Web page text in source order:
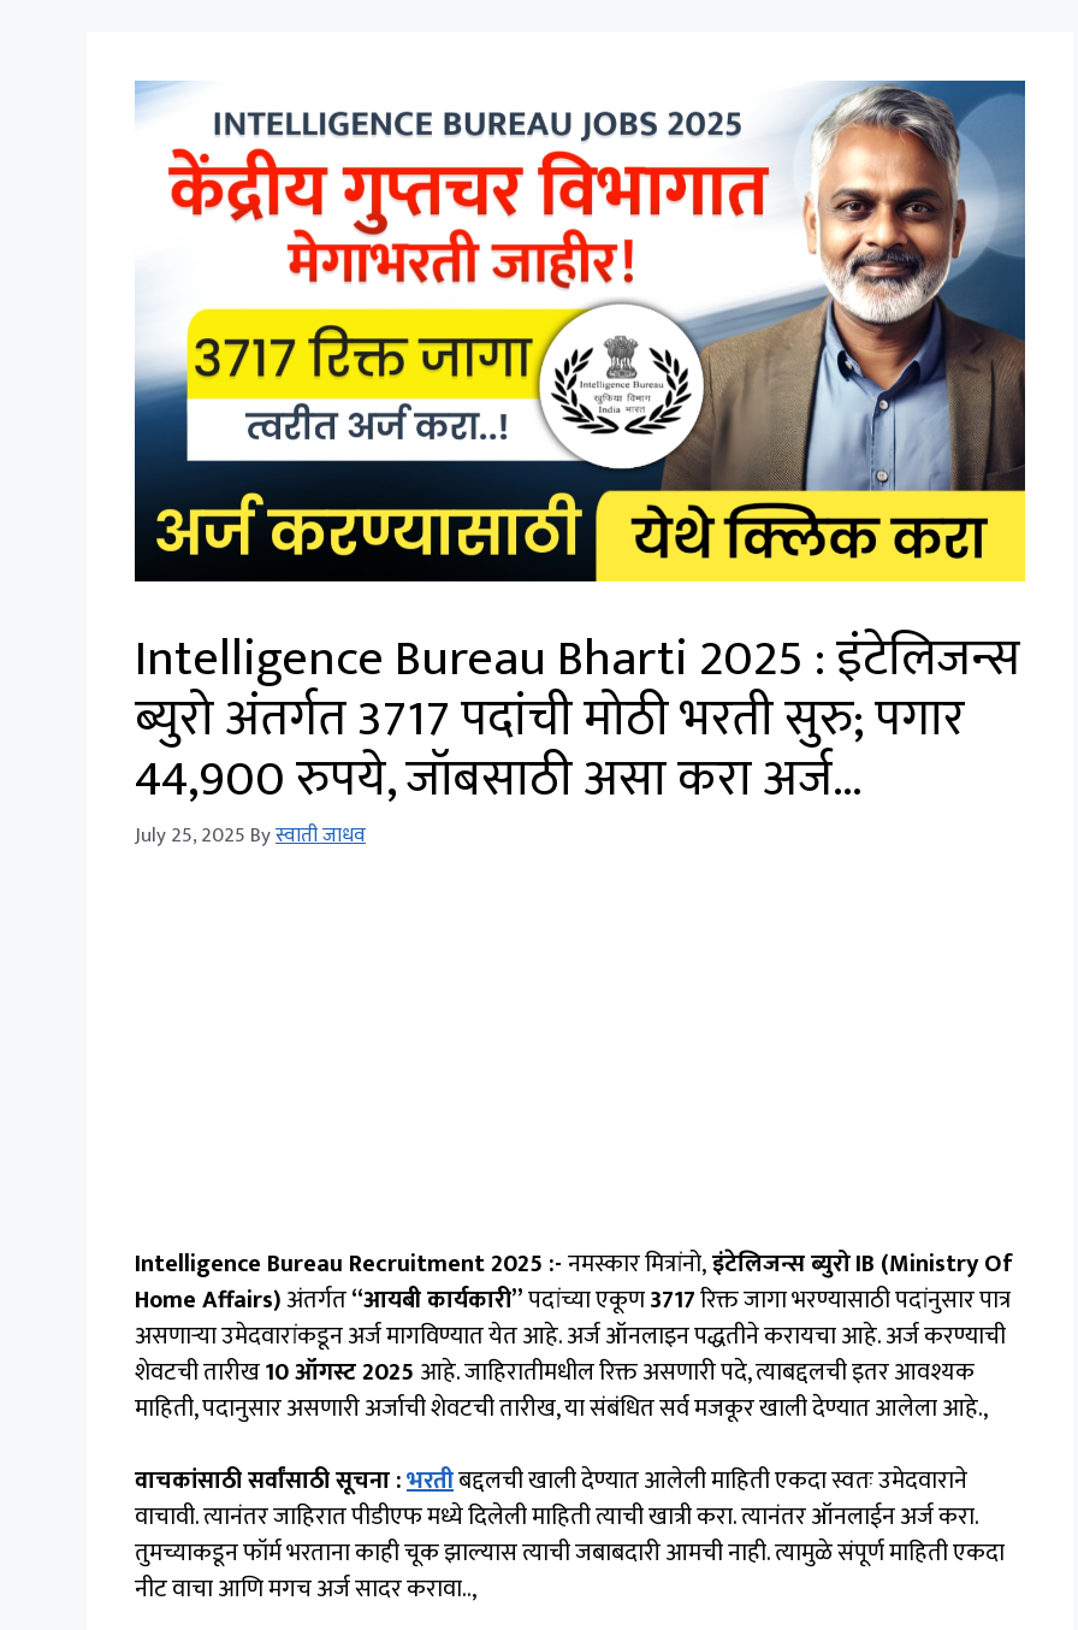
Intelligence Bureau Bharti 2025 : इंटेलिजन्स
ब्युरो अंतर्गत 3717 पदांची मोठी भरती सुरु; पगार
44,900 रुपये, जॉबसाठी असा करा अर्ज…
July 25, 2025 Byस्वाती जाधव
Intelligence Bureau Recruitment 2025 :-नमस्कार मित्रांनो,इंटेलिजन्स ब्युरोIB (Ministry Of
Home Affairs)अंतर्गत“आयबी कार्यकारी”पदांच्या एकूण3717रिक्त जागा भरण्यासाठी पदांनुसार पात्र
असणाऱ्या उमेदवारांकडून अर्ज मागविण्यात येत आहे. अर्ज ऑनलाइन पद्धतीने करायचा आहे. अर्ज करण्याची
शेवटची तारीख10 ऑगस्ट 2025 आहे. जाहिरातीमधील रिक्त असणारी पदे, त्याबद्दलची इतर आवश्यक
माहिती, पदानुसार असणारी अर्जाची शेवटची तारीख, या संबंधित सर्व मजकूर खाली देण्यात आलेला आहे.,
वाचकांसाठी सर्वांसाठी सूचना :भरतीबद्दलची खाली देण्यात आलेली माहिती एकदा स्वतः उमेदवाराने
वाचावी. त्यानंतर जाहिरात पीडीएफ मध्ये दिलेली माहिती त्याची खात्री करा. त्यानंतर ऑनलाईन अर्ज करा.
तुमच्याकडून फॉर्म भरताना काही चूक झाल्यास त्याची जबाबदारी आमची नाही. त्यामुळे संपूर्ण माहिती एकदा
नीट वाचा आणि मगच अर्ज सादर करावा..,